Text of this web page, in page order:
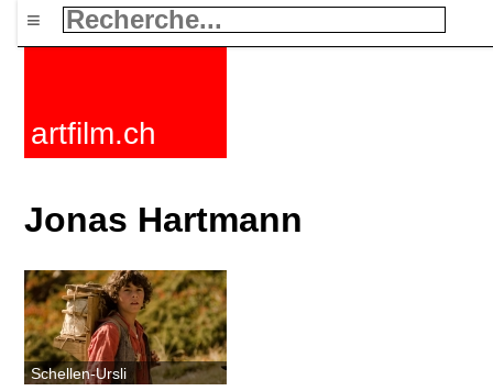
≡
artfilm.ch
Jonas Hartmann
Schellen-Ursli